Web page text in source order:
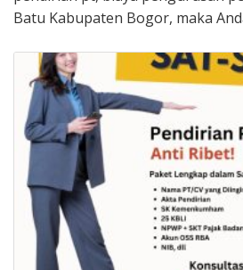
Batu Kabupaten Bogor, maka